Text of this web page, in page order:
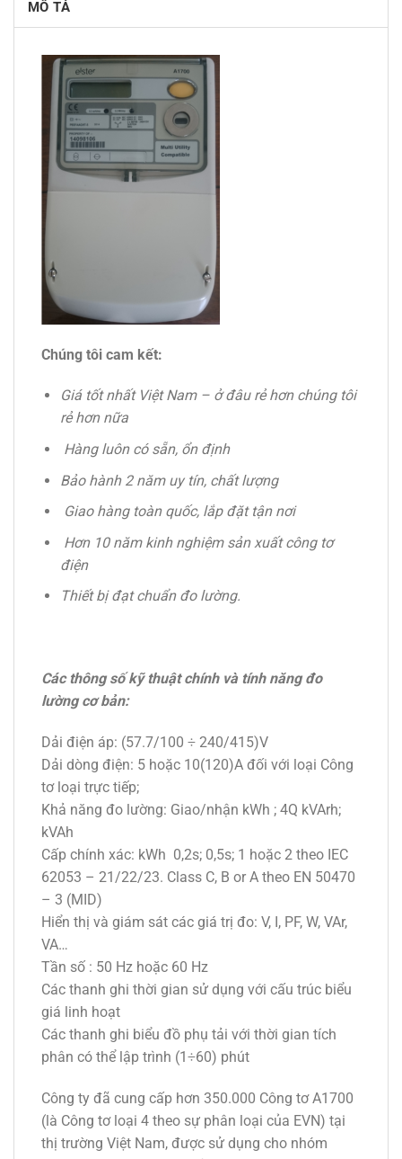
MÔ TẢ
Chúng tôi cam kết:
Giá tốt nhất Việt Nam – ở đâu rẻ hơn chúng tôi
rẻ hơn nữa
Hàng luôn có sẵn, ổn định
Bảo hành 2 năm uy tín, chất lượng
Giao hàng toàn quốc, lắp đặt tận nơi
Hơn 10 năm kinh nghiệm sản xuất công tơ
điện
Thiết bị đạt chuẩn đo lường.
Các thông số kỹ thuật chính và tính năng đo
lường cơ bản:
Dải điện áp: (57.7/100 ÷ 240/415)V
Dải dòng điện: 5 hoặc 10(120)A đối với loại Công
tơ loại trực tiếp;
Khả năng đo lường: Giao/nhận kWh ; 4Q kVArh;
kVAh
Cấp chính xác: kWh 0,2s; 0,5s; 1 hoặc 2 theo IEC
62053 – 21/22/23. Class C, B or A theo EN 50470
– 3 (MID)
Hiển thị và giám sát các giá trị đo: V, I, PF, W, VAr,
VA…
Tần số : 50 Hz hoặc 60 Hz
Các thanh ghi thời gian sử dụng với cấu trúc biểu
giá linh hoạt
Các thanh ghi biểu đồ phụ tải với thời gian tích
phân có thể lập trình (1÷60) phút
Công ty đã cung cấp hơn 350.000 Công tơ A1700
(là Công tơ loại 4 theo sự phân loại của EVN) tại
thị trường Việt Nam, được sử dụng cho nhóm